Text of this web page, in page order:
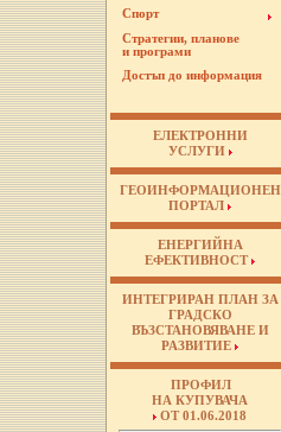
ЕЛЕКТРОННИ
УСЛУГИ
ГЕОИНФОРМАЦИОНЕН
ПОРТАЛ
ЕНЕРГИЙНА
ЕФЕКТИВНОСТ
ИНТЕГРИРАН ПЛАН ЗА
ГРАДСКО
ВЪЗСТАНОВЯВАНЕ И
РАЗВИТИЕ
ПРОФИЛ
НА КУПУВАЧА
ОТ 01.06.2018
Спорт
Стратегии, планове
и програми
Достъп до информация